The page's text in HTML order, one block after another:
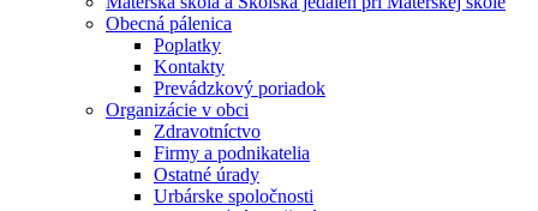
Obecná pálenica
Poplatky
Kontakty
Prevádzkový poriadok
Organizácie v obci
Zdravotníctvo
Firmy a podnikatelia
Ostatné úrady
Urbárske spoločnosti